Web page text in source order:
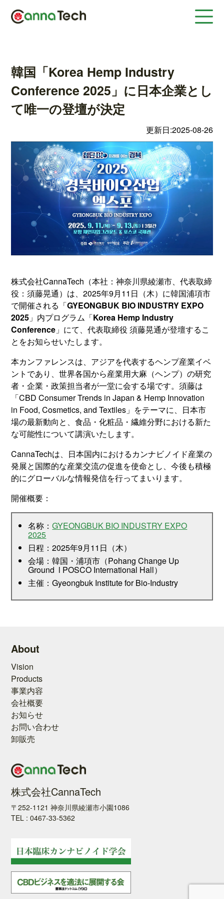
韓国「Korea Hemp Industry
Conference 2025」に日本企業とし
て唯一の登壇が決定
更新日:2025-08-26
株式会社CannaTech（本社：神奈川県綾瀬市、代表取締
役：須藤晃通）は、2025年9月11日（木）に韓国浦項市
で開催される「GYEONGBUK BIO INDUSTRY EXPO
2025 」内プログラム「Korea Hemp Industry
Conference 」にて、代表取締役 須藤晃通が登壇するこ
とをお知らせいたします。
本カンファレンスは、アジアを代表するヘンプ産業イベ
ントであり、世界各国から産業用大麻（ヘンプ）の研究
者・企業・政策担当者が一堂に会する場です。須藤は
「CBD Consumer Trends in Japan & Hemp Innovation
in Food, Cosmetics, and Textiles」をテーマに、日本市
場の最新動向と、食品・化粧品・繊維分野における新た
な可能性について講演いたします。
CannaTechは、日本国内におけるカンナビノイド産業の
発展と国際的な産業交流の促進を使命とし、今後も積極
的にグローバルな情報発信を行ってまいります。
開催概要：
名称：GYEONGBUK BIO INDUSTRY EXPO
2025
日程：2025年9月11日（木）
会場：韓国・浦項市（Pohang Change Up
Ground l POSCO International Hall）
主催：Gyeongbuk Institute for Bio-Industry
About
Vision
Products
事業内容
会社概要
お知らせ
お問い合わせ
卸販売
株式会社CannaTech
〒252-1121 神奈川県綾瀬市小園1086
TEL : 0467-33-5362